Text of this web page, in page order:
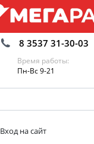
8 3537 31-30-03
Время работы:
Пн-Вс 9-21
Вход на сайт